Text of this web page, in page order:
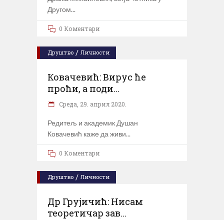
Другом
0 Коментари
Друштво / Личности
Ковачевић: Вирус ће
проћи, а поди...
Cреда, 29. април 2020.
Редитељ и академик Душан
Ковачевић каже да живи
0 Коментари
Друштво / Личности
Др Грујичић: Нисам
теоретичар зав...